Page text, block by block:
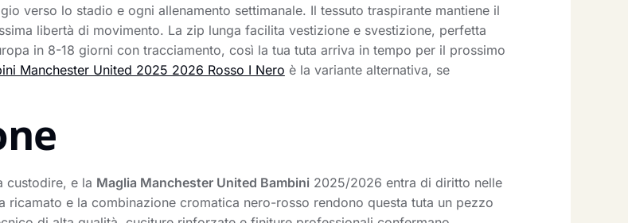
verso lo stadio e ogni allenamento settimanale. Il tessuto traspirante mantiene il
libertà di movimento. La zip lunga facilita vestizione e svestizione, perfetta
in 8-18 giorni con tracciamento, così la tua tuta arriva in tempo per il prossimo
Manchester United 2025 2026 Rosso I Nero è la variante alternativa, se
custodire, e la Maglia Manchester United Bambini2025/2026 entra di diritto nelle
e la combinazione cromatica nero-rosso rendono questa tuta un pezzo